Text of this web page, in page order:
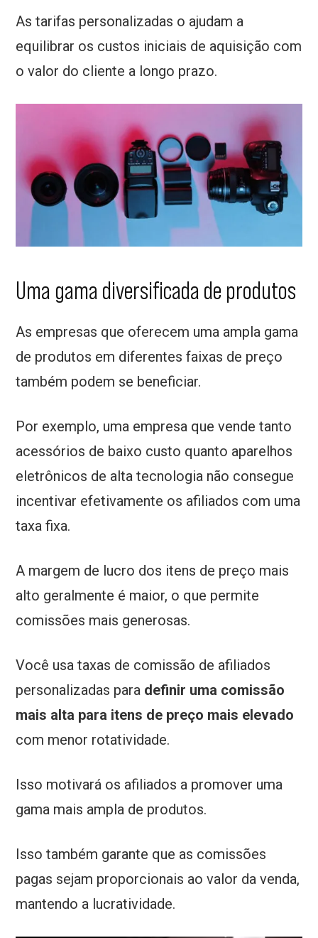
As tarifas personalizadas o ajudam a
equilibrar os custos iniciais de aquisição com
o valor do cliente a longo prazo.
Uma gama diversificada de produtos
As empresas que oferecem uma ampla gama
de produtos em diferentes faixas de preço
também podem se beneficiar.
Por exemplo, uma empresa que vende tanto
acessórios de baixo custo quanto aparelhos
eletrônicos de alta tecnologia não consegue
incentivar efetivamente os afiliados com uma
taxa fixa.
A margem de lucro dos itens de preço mais
alto geralmente é maior, o que permite
comissões mais generosas.
Você usa taxas de comissão de afiliados
personalizadas para definir uma comissão
mais alta para itens de preço mais elevado
com menor rotatividade.
Isso motivará os afiliados a promover uma
gama mais ampla de produtos.
Isso também garante que as comissões
pagas sejam proporcionais ao valor da venda,
mantendo a lucratividade.